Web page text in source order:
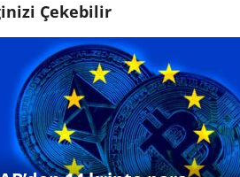
Çekebilir